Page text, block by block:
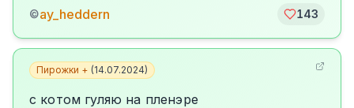
©ay_heddern 143
Пирожки + (14.07.2024)
с котом гуляю на пленэре